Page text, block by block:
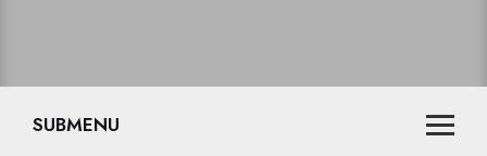
SUBMENU